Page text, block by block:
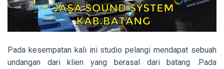
Pada kesempatan kali ini studio pelangi mendapat sebuah
undangan dari klien yang berasal dari batang .Pada